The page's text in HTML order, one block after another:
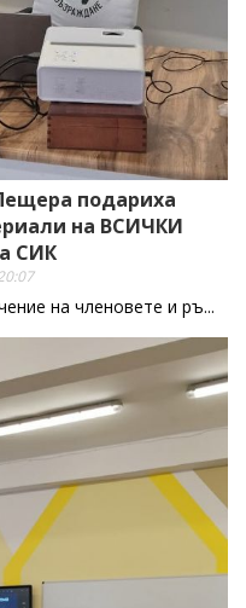
подариха
на ВСИЧКИ
СИК
на членовете и ръ...